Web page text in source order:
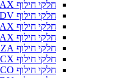
חלקי חילוף N-MAX
חלקי חילוף XADV
חלקי חילוף T-MAX
חלקי חילוף X-MAX
חלקי חילוף FORZA
חלקי חילוף PCX
חלקי חילוף KYMCO